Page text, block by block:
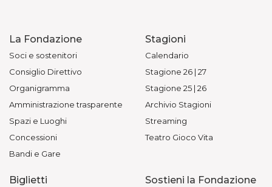
La Fondazione
Soci e sostenitori
Consiglio Direttivo
Organigramma
Amministrazione trasparente
Spazi e Luoghi
Concessioni
Bandi e Gare
Stagioni
Calendario
Stagione 26 | 27
Stagione 25 | 26
Archivio Stagioni
Streaming
Teatro Gioco Vita
Biglietti Sostieni la Fondazione